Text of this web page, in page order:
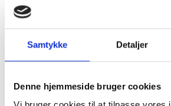
Samtykke Detaljer
Denne hjemmeside bruger cookies
Pris fra
(inkl. moms)
VIS PRODUKT